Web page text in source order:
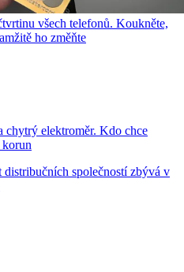
všech telefonů. Koukněte,
ho změňte
chytrý elektroměr. Kdo chce
korun
distribučních společností zbývá v